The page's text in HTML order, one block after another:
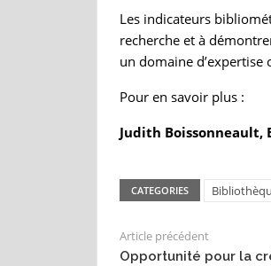
Les indicateurs
recherche et à
un domaine d’expertise
Pour en savoir plus :
Judith
CATEGORIES
Article précédent
Opportunité pour la